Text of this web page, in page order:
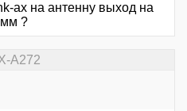
ах на антенну выход на
?
A272